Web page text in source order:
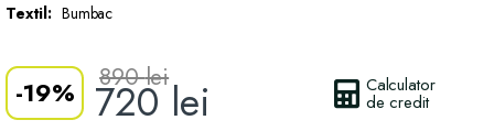
Textil: Bumbac
-19% 720lei
890lei Calculator
de credit